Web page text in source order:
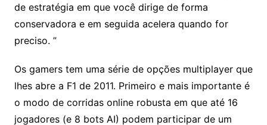
de estratégia em que você dirige de forma
conservadora e em seguida acelera quando for
preciso. ”
Os gamers tem uma série de opções multiplayer que
lhes abre a F1 de 2011. Primeiro e mais importante é
o modo de corridas online robusta em que até 16
jogadores (e 8 bots AI) podem participar de um